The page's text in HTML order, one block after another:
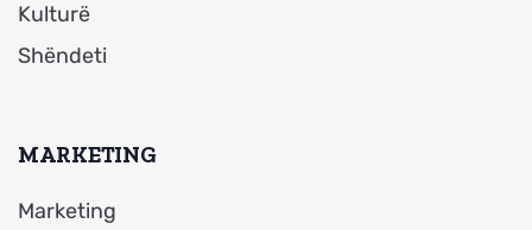
Kulturë
Shëndeti
MARKETING
Marketing